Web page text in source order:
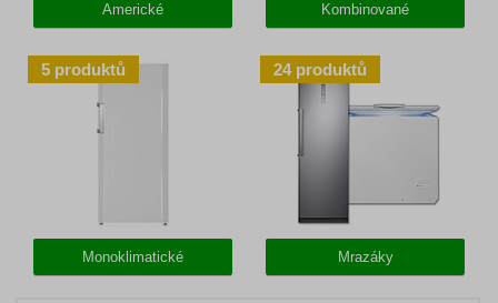
Americké Kombinované
5 produktů
Monoklimatické
24produktů
Mrazáky